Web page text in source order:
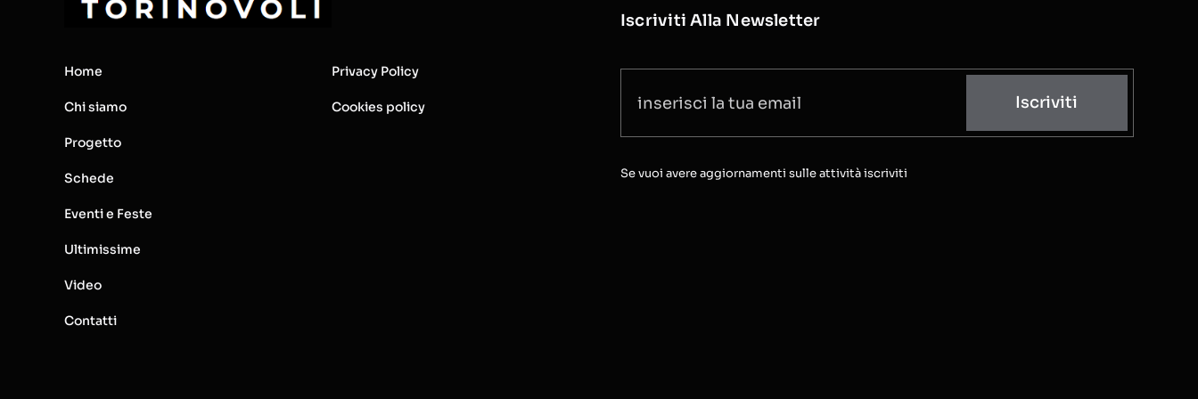
Home
Chi siamo
Progetto
Schede
Eventi e Feste
Ultimissime
Video
Contatti
Privacy Policy
Cookies policy
Iscriviti Alla Newsletter
Iscriviti
Se vuoi avere aggiornamenti sulle attività iscriviti